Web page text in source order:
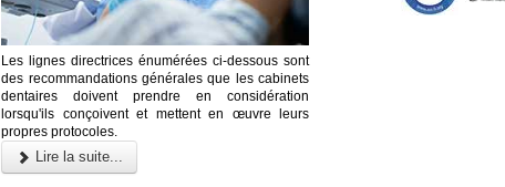
Les lignes directrices énumérées ci-dessous sont
des recommandations générales que les cabinets
dentaires doivent prendre en considération
lorsqu'ils conçoivent et mettent en œuvre leurs
propres protocoles.
Lire la suite...